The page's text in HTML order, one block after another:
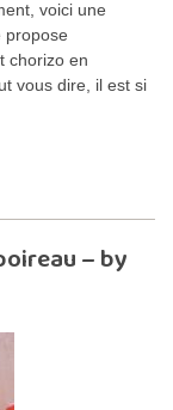
voici une
propose
chorizo en
vous dire, il est si
– by